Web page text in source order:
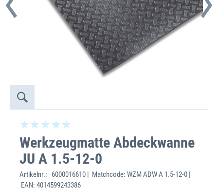
Werkzeugmatte Abdeckwanne
JU A 1.5-12-0
Artikelnr.:
6000016610 | Matchcode: WZM ADW A 1.5-12-0 |
EAN: 4014599243386